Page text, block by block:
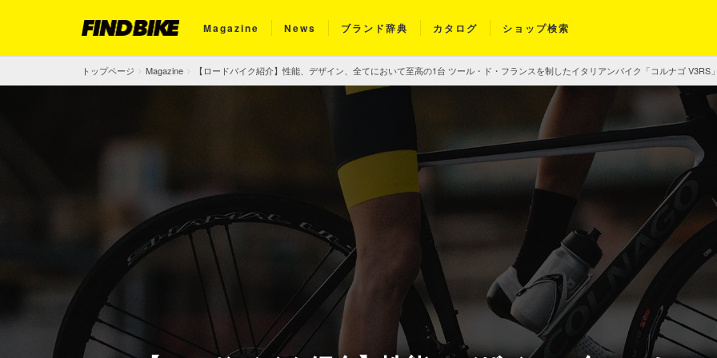
Magazine News ブランド辞典 カタログ ショップ検索
トップページ Magazine 【ロードバイク紹介】性能、デザイン、全てにおいて至高の1台 ツール・ド・フランスを制したイタリアンバイク「コルナゴ V3RS